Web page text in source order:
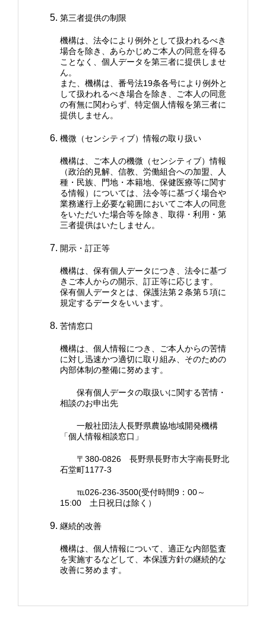
第三者提供の制限
機構は、法令により例外として扱われるべき
場合を除き、あらかじめご本人の同意を得る
ことなく、個人データを第三者に提供しませ
ん。
また、機構は、番号法19条各号により例外と
して扱われるべき場合を除き、ご本人の同意
の有無に関わらず、特定個人情報を第三者に
提供しません。
機微（センシティブ）情報の取り扱い
機構は、ご本人の機微（センシティブ）情報
（政治的見解、信教、労働組合への加盟、人
種・民族、門地・本籍地、保健医療等に関す
る情報）については、法令等に基づく場合や
業務遂行上必要な範囲においてご本人の同意
をいただいた場合等を除き、取得・利用・第
三者提供はいたしません。
開示・訂正等
機構は、保有個人データにつき、法令に基づ
きご本人からの開示、訂正等に応じます。
保有個人データとは、保護法第２条第５項に
規定するデータをいいます。
苦情窓口
機構は、個人情報につき、ご本人からの苦情
に対し迅速かつ適切に取り組み、そのための
内部体制の整備に努めます。
保有個人データの取扱いに関する苦情・
相談のお申出先
一般社団法人長野県農協地域開発機構
「個人情報相談窓口」
〒380-0826 長野県長野市大字南長野北
石堂町1177-3
℡026-236-3500(受付時間9：00～
15:00 土日祝日は除く）
継続的改善
機構は、個人情報について、適正な内部監査
を実施するなどして、本保護方針の継続的な
改善に努めます。